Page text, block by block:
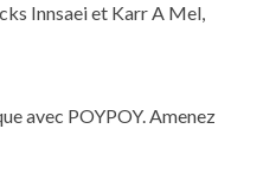
Innsaei et Karr A Mel,
avec POYPOY. Amenez